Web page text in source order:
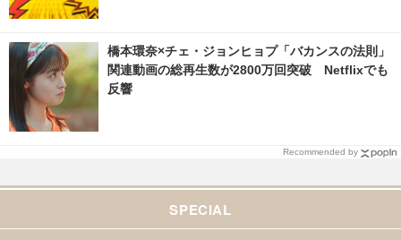
橋本環奈×チェ・ジョンヒョプ「バカンスの法則」
関連動画の総再生数が2800万回突破 Netflixでも
反響
Recommended by
SPECIAL